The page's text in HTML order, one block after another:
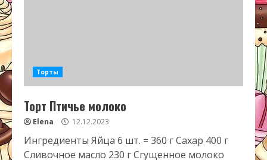
Торты
Торт Птичье молоко
Elena 12.12.2023
Ингредиенты Яйца 6 шт. = 360 г Сахар 400 г
Сливочное масло 230 г Сгущенное молоко